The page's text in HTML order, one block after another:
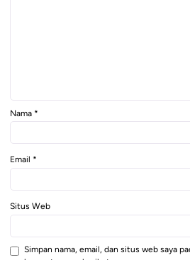
Nama *
Email *
Situs Web
Simpan nama, email, dan situs web saya